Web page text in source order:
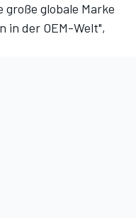
globale Marke
in der OEM-Welt",